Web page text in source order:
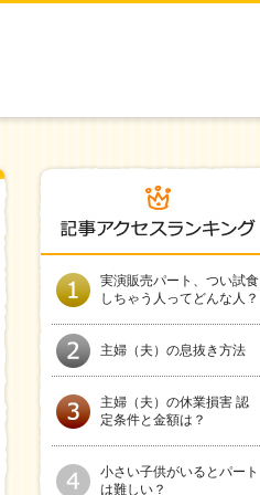
実演販売パート、つい試食
しちゃう人ってどんな人？
主婦（夫）の息抜き方法
主婦（夫）の休業損害 認
定条件と金額は？
小さい子供がいるとパート
は難しい？